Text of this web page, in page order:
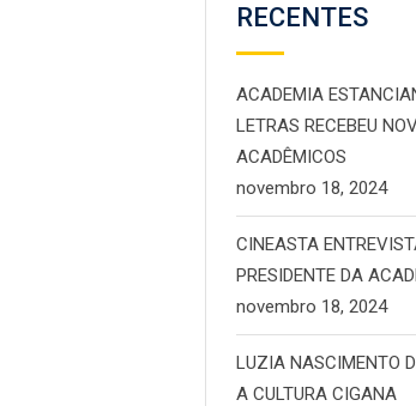
RECENTES
ACADEMIA
LETRAS RECEBEU
ACADÊMICOS
novembro 18, 2024
CINEASTA
PRESIDENTE DA
novembro 18, 2024
LUZIA NASCIMENTO
A CULTURA CIGANA